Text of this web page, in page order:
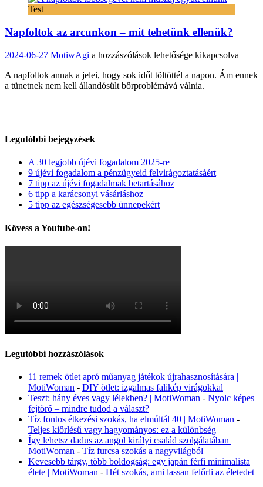
Test
Napfoltok az arcunkon – mit tehetünk ellenük?
2024-06-27 MotiwAgi Napfoltok
arcunkon
–
a hozzászólások lehetősége kikapcsolva
A napfoltok annak a jelei, hogy sok időt töltöttél a napon. Ám ennek
a tünetnek nem kell állandósült bőrproblémává válnia.
Legutóbbi bejegyzések
A 30 legjobb újévi fogadalom 2025-re
9 újévi fogadalom a pénzügyeid felvirágoztatásáért
7 tipp az újévi fogadalmak betartásához
6 tipp a karácsonyi vásárláshoz
5 tipp az egészségesebb ünnepekért
Kövess a Youtube-on!
Legutóbbi hozzászólások
11 remek ötlet apró műanyag játékok újrahasznosítására |
MotiWoman - DIY ötlet: izgalmas falikép virágokkal
Teszt: hány éves vagy lélekben? | MotiWoman - Nyolc képes
fejtörő – mindre tudod a választ?
Tíz fontos étkezési szokás, ha elmúltál 40 | MotiWoman -
Teljes kiőrlésű vagy hagyományos: ez a különbség
Így lehetsz dadus az angol királyi család szolgálatában |
MotiWoman - Tíz furcsa szokás a nagyvilágból
Kevesebb tárgy, több boldogság: egy japán férfi minimalista
élete | MotiWoman - Hét szokás, ami lassan felőrli az életedet